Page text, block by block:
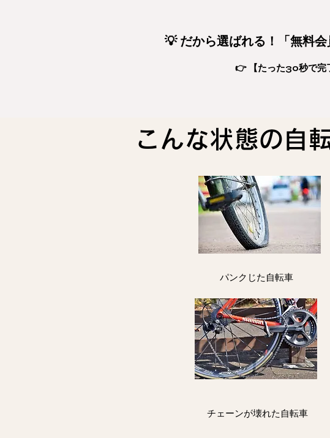
💡 だから選ばれる！「無料
👉 【たった30秒で完
こんな状態の自
パンクじた自転車
​チェーンが壊れた自転車